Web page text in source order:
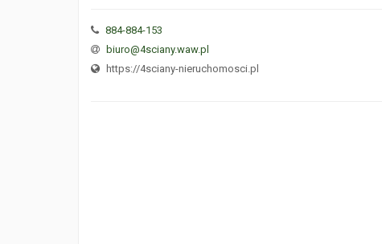
884-884-153
biuro@4sciany.waw.pl
https://4sciany-nieruchomosci.pl